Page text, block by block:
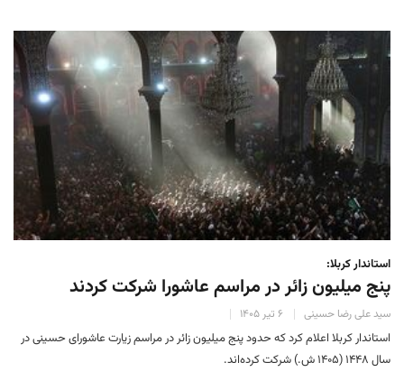
استاندار کربلا:
پنج میلیون زائر در مراسم عاشورا شرکت کردند
سید علی رضا حسینی ۶ تیر ۱۴۰۵
استاندار کربلا اعلام کرد که حدود پنج میلیون زائر در مراسم زیارت عاشورای حسینی در
سال ۱۴۴۸ (۱۴۰۵ ش.) شرکت کرده‌اند.